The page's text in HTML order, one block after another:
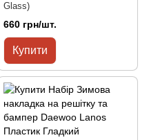
Glass)
660 грн/шт.
Купити